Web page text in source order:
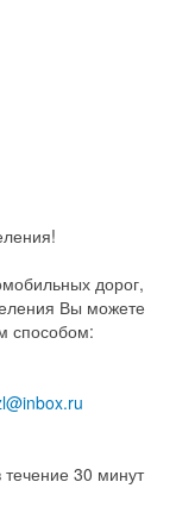
дорог,
Вы можете
способом:
30 минут